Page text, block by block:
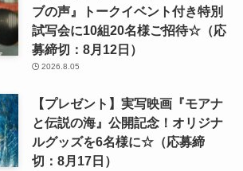
ブの声』トークイベント付き特別
試写会に10組20名様ご招待☆（応
募締切：8月12日）
2026.8.05
【プレゼント】実写映画『モアナ
と伝説の海』公開記念！オリジナ
ルグッズを6名様に☆（応募締
切：8月17日）